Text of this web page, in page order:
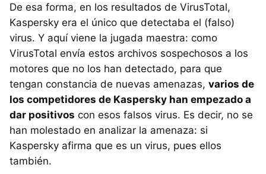
De esa forma, en los resultados de VirusTotal,
Kaspersky era el único que detectaba el (falso)
virus. Y aquí viene la jugada maestra: como
VirusTotal envía estos archivos sospechosos a los
motores que no los han detectado, para que
tengan constancia de nuevas amenazas, varios de
los competidores de Kaspersky han empezado a
dar positivos con esos falsos virus. Es decir, no se
han molestado en analizar la amenaza: si
Kaspersky afirma que es un virus, pues ellos
también.